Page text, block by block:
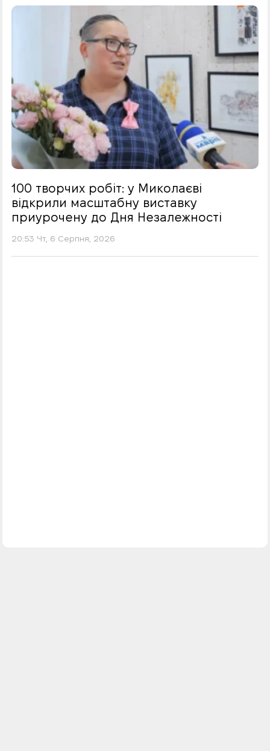
100 творчих робіт: у Миколаєві
відкрили масштабну виставку
приурочену до Дня Незалежності
20:53 Чт, 6 Серпня, 2026